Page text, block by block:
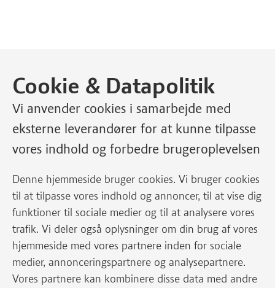
Cookie & Datapolitik
Vi anvender cookies i samarbejde med
eksterne leverandører for at kunne tilpasse
vores indhold og forbedre brugeroplevelsen
Denne hjemmeside bruger cookies. Vi bruger cookies
til at tilpasse vores indhold og annoncer, til at vise dig
funktioner til sociale medier og til at analysere vores
trafik. Vi deler også oplysninger om din brug af vores
hjemmeside med vores partnere inden for sociale
medier, annonceringspartnere og analysepartnere.
Vores partnere kan kombinere disse data med andre